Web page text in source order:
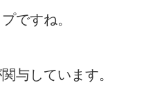
ですね。
与しています。